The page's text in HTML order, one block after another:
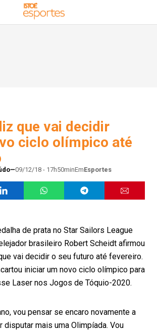
que vai decidir
ciclo olímpico até
09/12/18 - 17h50minEmEsportes
de prata no Star Sailors League
brasileiro Robert Scheidt afirmou
vai decidir o seu futuro até fevereiro.
iniciar um novo ciclo olímpico para
Laser nos Jogos de Tóquio-2020.
vou pensar se encaro novamente a
disputar mais uma Olimpíada. Vou